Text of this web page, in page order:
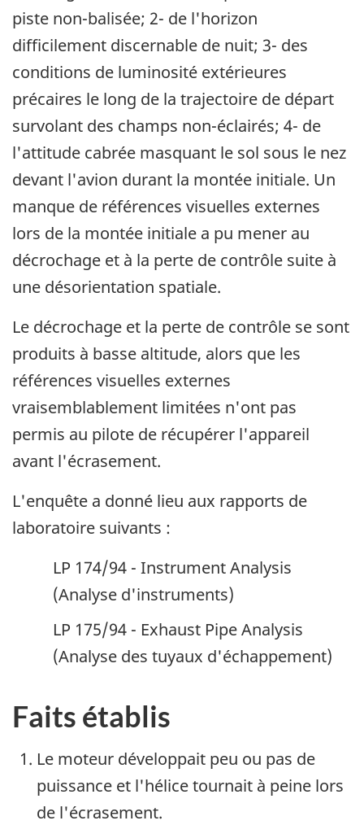
piste non-balisée; 2- de l'horizon
difficilement discernable de nuit; 3- des
conditions de luminosité extérieures
précaires le long de la trajectoire de départ
survolant des champs non-éclairés; 4- de
l'attitude cabrée masquant le sol sous le nez
devant l'avion durant la montée initiale. Un
manque de références visuelles externes
lors de la montée initiale a pu mener au
décrochage et à la perte de contrôle suite à
une désorientation spatiale.
Le décrochage et la perte de contrôle se sont
produits à basse altitude, alors que les
références visuelles externes
vraisemblablement limitées n'ont pas
permis au pilote de récupérer l'appareil
avant l'écrasement.
L'enquête a donné lieu aux rapports de
laboratoire suivants :
LP 174/94 - Instrument Analysis
(Analyse d'instruments)
LP 175/94 - Exhaust Pipe Analysis
(Analyse des tuyaux d'échappement)
Faits établis
Le moteur développait peu ou pas de
puissance et l'hélice tournait à peine lors
de l'écrasement.